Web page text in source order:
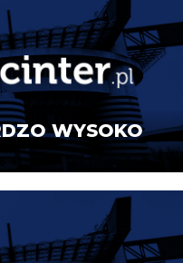
WYSOKO